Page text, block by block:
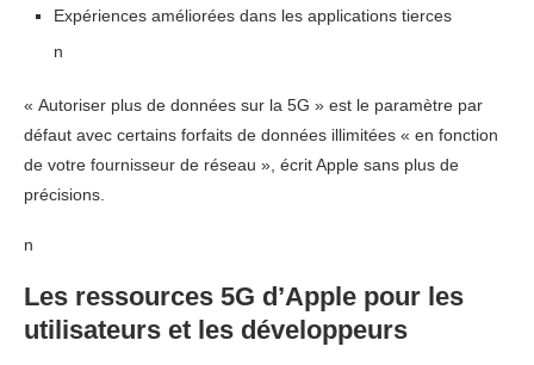
Expériences améliorées dans les applications tierces
n
« Autoriser plus de données sur la 5G » est le paramètre par
défaut avec certains forfaits de données illimitées « en fonction
de votre fournisseur de réseau », écrit Apple sans plus de
précisions.
n
Les ressources 5G d’Apple pour les
utilisateurs et les développeurs